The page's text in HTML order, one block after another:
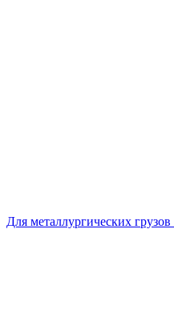
Для металлургических